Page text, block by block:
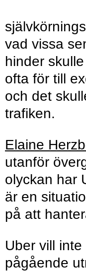
vad vissa
hinder
ofta för till
och det
trafiken.
Elaine
utanför
olyckan har
är en
på att
Uber vill
pågående